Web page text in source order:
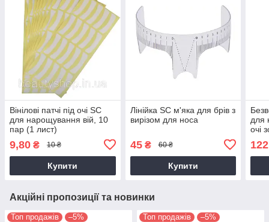
Вінілові патчі під очі SC
для нарощування вій, 10
пар (1 лист)
9,80 ₴ 10 ₴
Купити
Лінійка SC м'яка для брів з
вирізом для носа
45₴ 60 ₴
Купити
для
очі
Акційні пропозиції та новинки
Топ продажів –5% Топ продажів –5%